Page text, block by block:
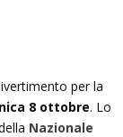
per la
8 ottobre. Lo
Nazionale